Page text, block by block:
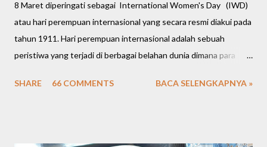
8 Maret diperingati sebagai International Women's Day (IWD)
atau hari perempuan internasional yang secara resmi diakui pada
tahun 1911. Hari perempuan internasional adalah sebuah
peristiwa yang terjadi di berbagai belahan dunia dimana para
kesetaraan hak. Kini para perempuan berhasil mengukir berbagai
SHARE 66 COMMENTS BACA SELENGKAPNYA »